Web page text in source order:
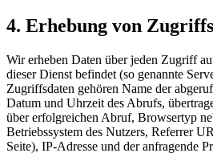
4. Erhebung von
Wir erheben Daten über jeden Zugriff
dieser Dienst befindet (so genannte
Zugriffsdaten gehören Name der
Datum und Uhrzeit des Abrufs,
über erfolgreichen Abruf, Browsertyp
Betriebssystem des Nutzers, Referrer
Seite), IP-Adresse und der anfragende